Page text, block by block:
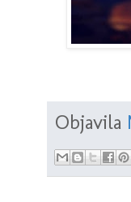
Objavila